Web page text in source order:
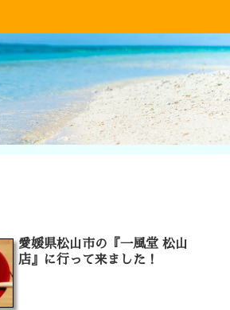
愛媛県松山市の『一風堂 松山
店』に行って来ました！